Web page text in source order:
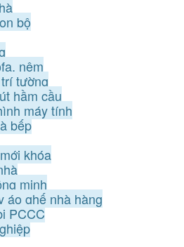
bộ
nệm
tường
hầm cầu
máy tính
bếp
khóa
minh
áo ghế nhà hàng
PCCC